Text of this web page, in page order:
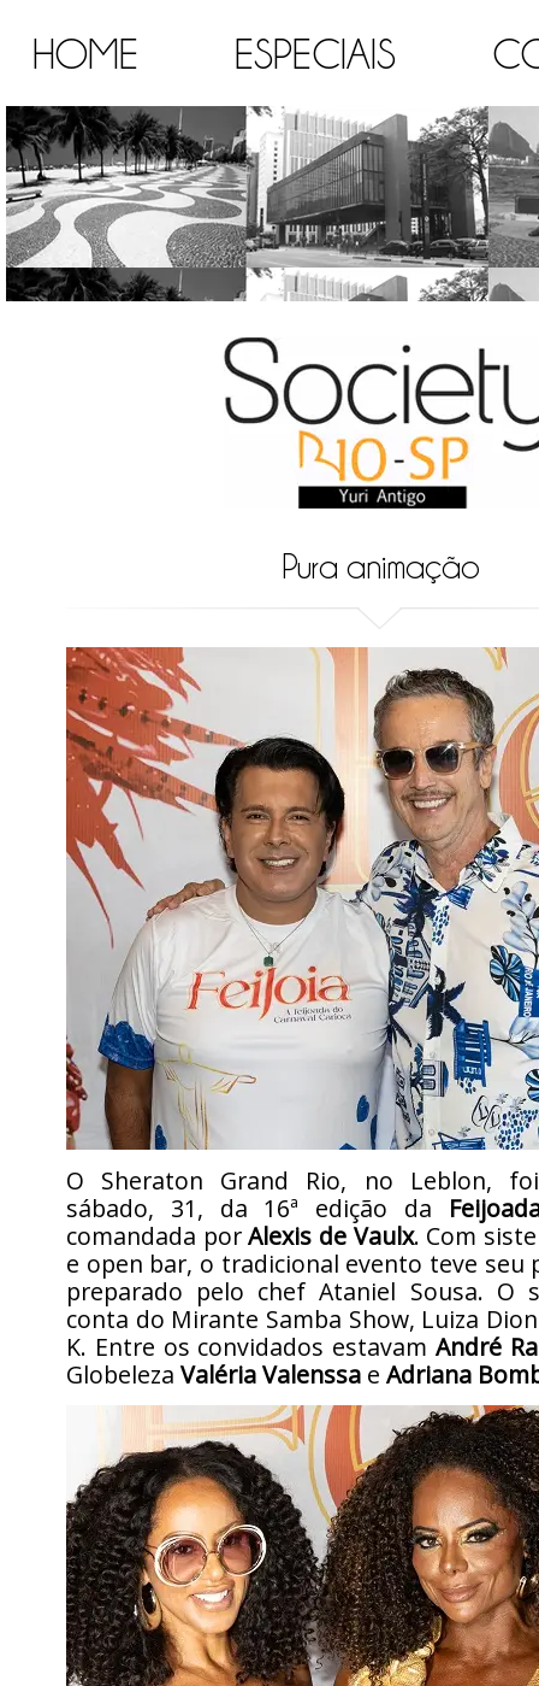
HOME ESPECIAIS
Pura animação
O Sheraton Grand Rio, no Leblon,
sábado, 31, da 16ª edição da
comandada porAlexis de Vaulx. Com
e open bar, o tradicional evento teve seu
preparado pelo chef Ataniel Sousa. O
conta do Mirante Samba Show, Luiza
K. Entre os convidados estavam André
Globeleza Valéria Valenssa e Adriana